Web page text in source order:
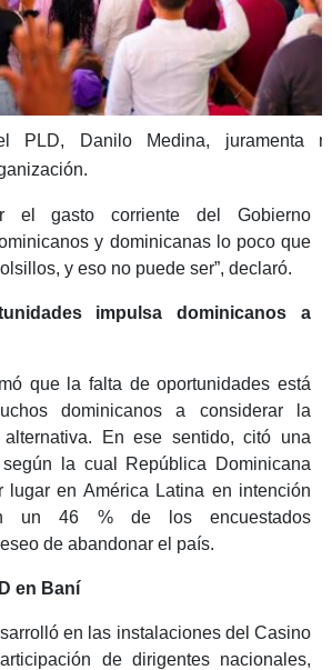
PLD, Danilo Medina, juramenta
el gasto corriente del Gobierno
y dominicanas lo poco que
y eso no puede ser”, declaró.
impulsa dominicanos a
que la falta de oportunidades está
dominicanos a considerar la
alternativa. En ese sentido, citó una
la cual República Dominicana
lugar en América Latina en intención
un 46 % de los encuestados
de abandonar el país.
en Baní
en las instalaciones del Casino
de dirigentes nacionales,